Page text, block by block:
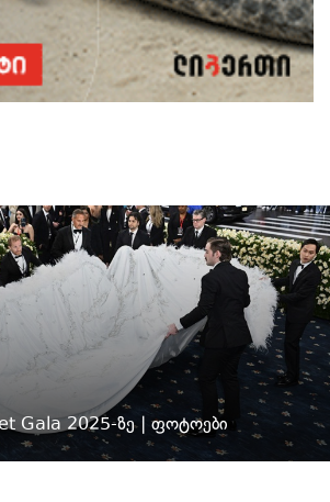
Gala 2025-ზე | ფოტოები